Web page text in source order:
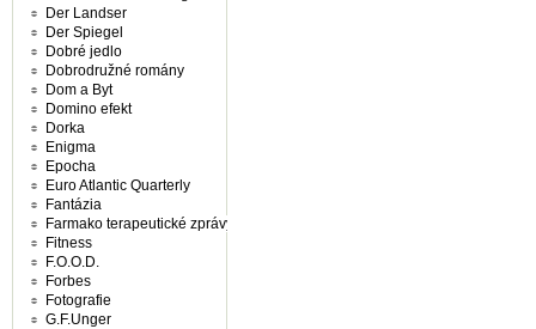
Der Landser
Der Spiegel
Dobré jedlo
Dobrodružné romány
Dom a Byt
Domino efekt
Dorka
Enigma
Epocha
Euro Atlantic Quarterly
Fantázia
Farmako terapeutické zprávy
Fitness
F.O.O.D.
Forbes
Fotografie
G.F.Unger